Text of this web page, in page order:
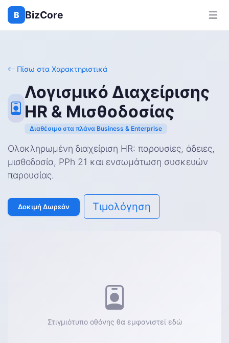
B BizCore
Πίσω στα Χαρακτηριστικά
Λογισμικό Διαχείρισης
HR & Μισθοδοσίας
Διαθέσιμο στα πλάνα Business & Enterprise
Ολοκληρωμένη διαχείριση HR: παρουσίες, άδειες,
μισθοδοσία, PPh 21 και ενσωμάτωση συσκευών
παρουσίας.
Δοκιμή Δωρεάν Τιμολόγηση
Στιγμιότυπο οθόνης θα εμφανιστεί εδώ